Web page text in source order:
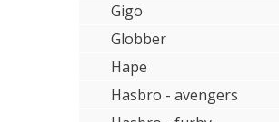
Gigo
Globber
Hape
Hasbro - avengers